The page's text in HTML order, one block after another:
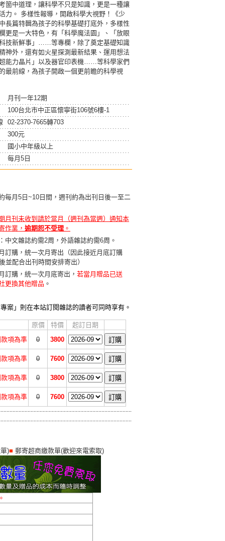
箇中道理，讓科學不只是知識，更是一種讓
力。 多樣性報導，開啟科學大視野！《少
長篇特輯為孩子的科學基礎打底外，多樣性
更是一大特色，有「科學魔法園」、「放眼
技新鮮事」……等專欄，除了奠定基礎知識
神外，還有如火星探測最新結果、運用想法
能力晶片」以及器官印表機……等科學家們
最前線，為孩子開啟一個更前瞻的科學視
月刊一年12期
100台北市中正區懷寧街106號6樓-1
02-2370-7665轉703
300元
國小中年級以上
每月5日
每月5日~10日間，週刊約為出刊日後一至二
月刊未收到請於當月（週刊為當週）通知本
作業， 逾期恕不受理 。
：中文雜誌約需2周，外語雜誌約需6周。
訂購，統一次月寄出（因此接近月底訂購
並配合出刊時間安排寄出）
訂購，統一次月底寄出， 若當月贈品已送
更換其他贈品 。
案」則在本站訂閱雜誌的讀者可同時享有。
原價 特價 起訂日期
項為準 0 3800
項為準 0 7600
項為準 0 3800
項為準 0 7600
)■ 郵寄超商繳款單(歡迎來電索取)